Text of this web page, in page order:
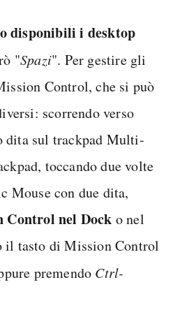
disponibili i desktop
"Spazi". Per gestire gli
Control, che si può
scorrendo verso
dita sul trackpad Multi-
toccando due volte
Mouse con due dita,
Control nel Dock o nel
il tasto di Mission Control
premendo Ctrl-